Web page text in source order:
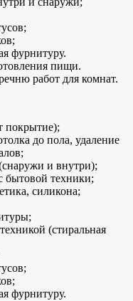
фурнитуру.
пищи.
работ для комнат.
покрытие);
до пола, удаление
и внутри);
бытовой техники;
силикона;
(стиральная
фурнитуру.